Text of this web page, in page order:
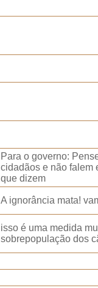
Para o governo:
cidadãos e não falem
que dizem
A ignorância mata!
isso é uma medida
sobrepopulação dos